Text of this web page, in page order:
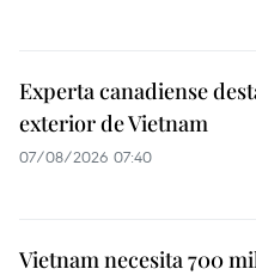
Experta canadiense
exterior de Vietnam
07/08/2026 07:40
Vietnam necesita 700